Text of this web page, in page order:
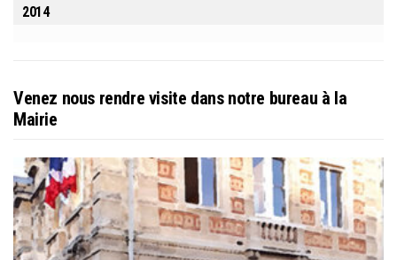
2014
Venez nous rendre visite dans notre bureau à la
Mairie